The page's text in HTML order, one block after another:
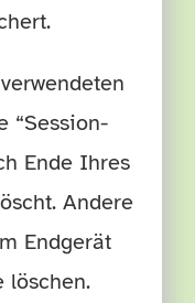
“Session-
Ende Ihres
Andere
Endgerät
löschen.